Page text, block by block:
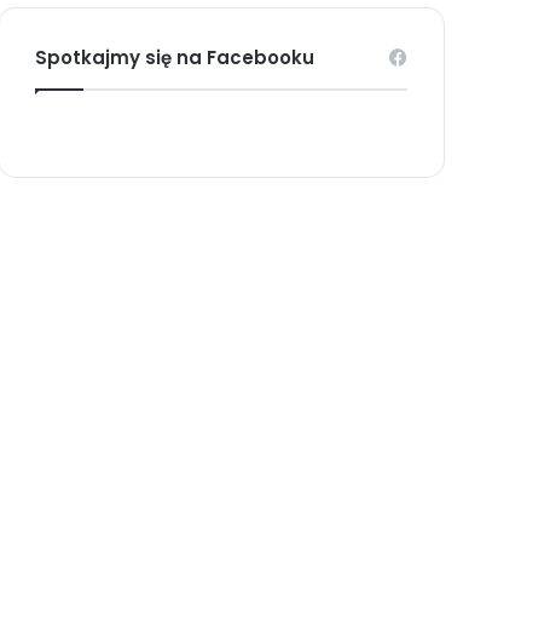
Spotkajmy się na Facebooku